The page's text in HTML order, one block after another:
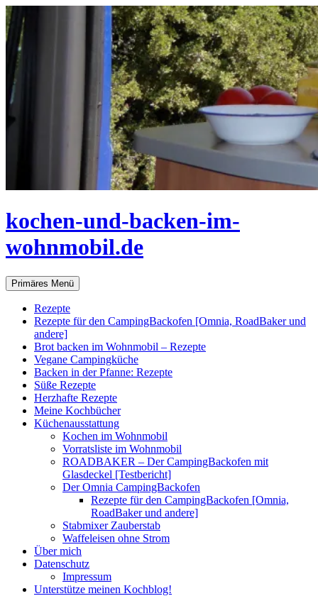
Zum
Inhalt
springen
kochen-und-backen-im-
wohnmobil.de
Suchen
Primäres Menü
Rezepte
Rezepte für den CampingBackofen [Omnia, RoadBaker und
andere]
Brot backen im Wohnmobil – Rezepte
Vegane Campingküche
Backen in der Pfanne: Rezepte
Süße Rezepte
Herzhafte Rezepte
Meine Kochbücher
Küchenausstattung
Kochen im Wohnmobil
Vorratsliste im Wohnmobil
ROADBAKER – Der CampingBackofen mit
Glasdeckel [Testbericht]
Der Omnia CampingBackofen
Rezepte für den CampingBackofen [Omnia,
RoadBaker und andere]
Stabmixer Zauberstab
Waffeleisen ohne Strom
Über mich
Datenschutz
Impressum
Unterstütze meinen Kochblog!